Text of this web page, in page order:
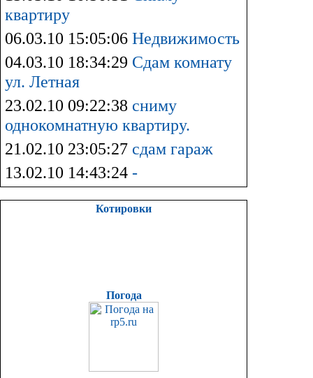
квартиру
06.03.10 15:05:06 Недвижимость
04.03.10 18:34:29 Сдам комнату
ул. Летная
23.02.10 09:22:38 сниму
однокомнатную квартиру.
21.02.10 23:05:27 сдам гараж
13.02.10 14:43:24 -
Котировки
Погода